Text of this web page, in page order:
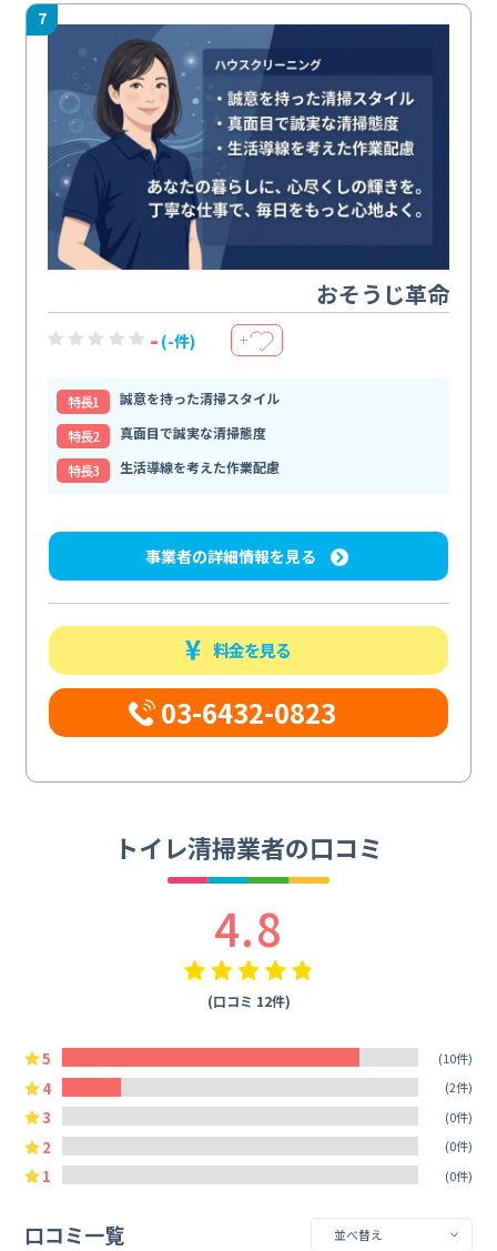
7
おそうじ革命
- (-件) ＋
特⻑1
誠意を持った清掃スタイル
特⻑2
真面目で誠実な清掃態度
特⻑3
生活導線を考えた作業配慮
事業者の詳細情報を見る
料金を見る
03-6432-0823
トイレ清掃業者の口コミ
4.8
(口コミ 12件)
5 (10件)
4 (2件)
3 (0件)
2 (0件)
1 (0件)
口コミ一覧